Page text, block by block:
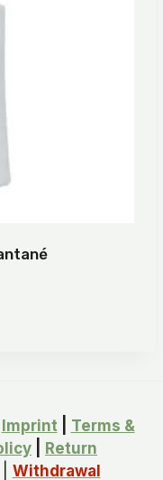
Imprint
Terms &
Return
Withdrawal